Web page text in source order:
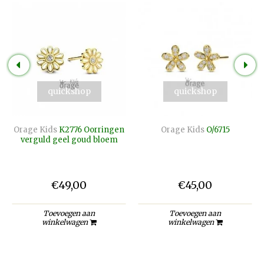
quickshop
Orage Kids K2776 Oorringen
verguld geel goud bloem
€49,00
Toevoegen aan
winkelwagen
quickshop
Orage Kids O/6715
€45,00
Toevoegen aan
winkelwagen